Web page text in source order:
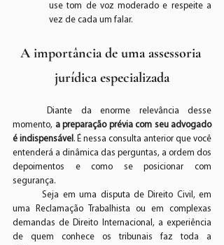
use tom de voz moderado e respeite a
vez de cada um falar.
A importância de uma assessoria
jurídica especializada
momento, a preparação prévia com seu advogado
é indispensável . É nessa consulta anterior que você
entenderá a dinâmica das perguntas, a ordem dos
depoimentos e como se posicionar com
segurança.
	Seja em uma disputa de Direito Civil, em
uma Reclamação Trabalhista ou em complexas
demandas de Direito Internacional, a experiência
de quem conhece os tribunais faz toda a